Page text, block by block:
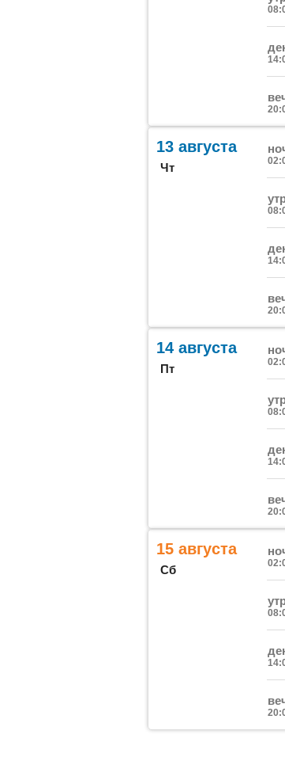
13 августа
Чт
14 августа
Пт
15 августа
Сб